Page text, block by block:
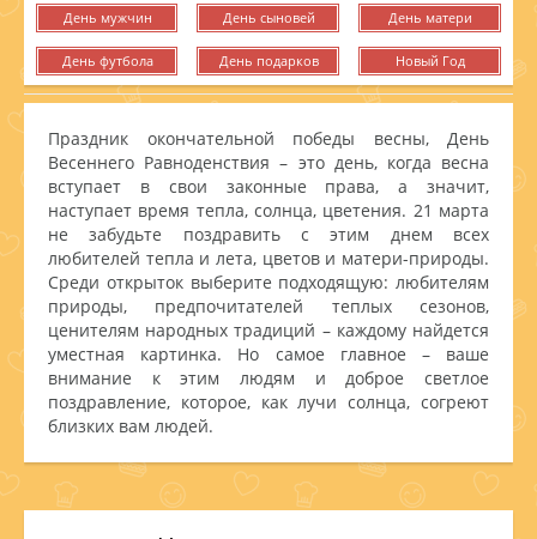
День мужчин День сыновей День матери
День футбола День подарков Новый Год
Праздник окончательной победы весны, День
Весеннего Равноденствия – это день, когда весна
вступает в свои законные права, а значит,
наступает время тепла, солнца, цветения. 21 марта
не забудьте поздравить с этим днем всех
любителей тепла и лета, цветов и матери-природы.
Среди открыток выберите подходящую: любителям
природы, предпочитателей теплых сезонов,
ценителям народных традиций – каждому найдется
уместная картинка. Но самое главное – ваше
внимание к этим людям и доброе светлое
поздравление, которое, как лучи солнца, согреют
близких вам людей.